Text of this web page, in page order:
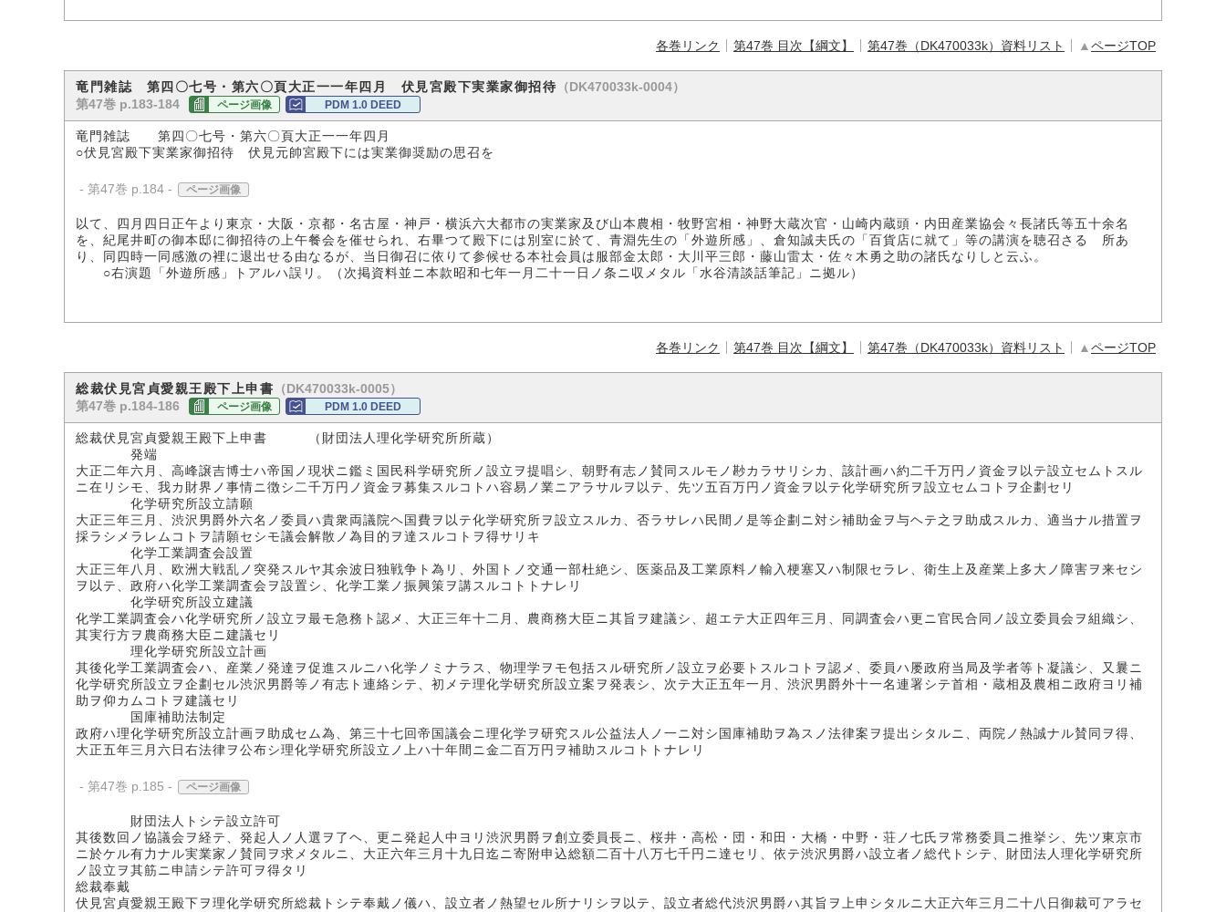
各巻リンク 第47巻 目次【綱文】 第47巻（DK470033k）資料リスト ▲ページTOP
竜門雑誌 第四〇七号・第六〇頁大正一一年四月 伏見宮殿下実業家御招待 （DK470033k-0004）
第47巻 p.183-184
ページ画像 PDM 1.0 DEED
竜門雑誌 第四〇七号・第六〇頁大正一一年四月
○伏見宮殿下実業家御招待 伏見元帥宮殿下には実業御奨励の思召を
- 第47巻 p.184 - ページ画像
以て、四月四日正午より東京・大阪・京都・名古屋・神戸・横浜六大都市の実業家及び山本農相・牧野宮相・神野大蔵次官・山崎内蔵頭・内田産業協会々長諸氏等五十余名
を、紀尾井町の御本邸に御招待の上午餐会を催せられ、右畢つて殿下には別室に於て、青淵先生の「外遊所感」、倉知誠夫氏の「百貨店に就て」等の講演を聴召さるゝ所あ
り、同四時一同感激の裡に退出せる由なるが、当日御召に依りて参候せる本社会員は服部金太郎・大川平三郎・藤山雷太・佐々木勇之助の諸氏なりしと云ふ。
○右演題「外遊所感」トアルハ誤リ。（次掲資料並ニ本款昭和七年一月二十一日ノ条ニ収メタル「水谷清談話筆記」ニ拠ル）
各巻リンク 第47巻 目次【綱文】 第47巻（DK470033k）資料リスト ▲ページTOP
総裁伏見宮貞愛親王殿下上申書 （DK470033k-0005）
第47巻 p.184-186
ページ画像 PDM 1.0 DEED
総裁伏見宮貞愛親王殿下上申書 （財団法人理化学研究所所蔵）
発端
大正二年六月、高峰譲吉博士ハ帝国ノ現状ニ鑑ミ国民科学研究所ノ設立ヲ提唱シ、朝野有志ノ賛同スルモノ尠カラサリシカ、該計画ハ約二千万円ノ資金ヲ以テ設立セムトスル
ニ在リシモ、我カ財界ノ事情ニ徴シ二千万円ノ資金ヲ募集スルコトハ容易ノ業ニアラサルヲ以テ、先ツ五百万円ノ資金ヲ以テ化学研究所ヲ設立セムコトヲ企劃セリ
化学研究所設立請願
大正三年三月、渋沢男爵外六名ノ委員ハ貴衆両議院ヘ国費ヲ以テ化学研究所ヲ設立スルカ、否ラサレハ民間ノ是等企劃ニ対シ補助金ヲ与ヘテ之ヲ助成スルカ、適当ナル措置ヲ
採ラシメラレムコトヲ請願セシモ議会解散ノ為目的ヲ達スルコトヲ得サリキ
化学工業調査会設置
大正三年八月、欧洲大戦乱ノ突発スルヤ其余波日独戦争ト為リ、外国トノ交通一部杜絶シ、医薬品及工業原料ノ輸入梗塞又ハ制限セラレ、衛生上及産業上多大ノ障害ヲ来セシ
ヲ以テ、政府ハ化学工業調査会ヲ設置シ、化学工業ノ振興策ヲ講スルコトトナレリ
化学研究所設立建議
化学工業調査会ハ化学研究所ノ設立ヲ最モ急務ト認メ、大正三年十二月、農商務大臣ニ其旨ヲ建議シ、超エテ大正四年三月、同調査会ハ更ニ官民合同ノ設立委員会ヲ組織シ、
其実行方ヲ農商務大臣ニ建議セリ
理化学研究所設立計画
其後化学工業調査会ハ、産業ノ発達ヲ促進スルニハ化学ノミナラス、物理学ヲモ包括スル研究所ノ設立ヲ必要トスルコトヲ認メ、委員ハ屡政府当局及学者等ト凝議シ、又曩ニ
化学研究所設立ヲ企劃セル渋沢男爵等ノ有志ト連絡シテ、初メテ理化学研究所設立案ヲ発表シ、次テ大正五年一月、渋沢男爵外十一名連署シテ首相・蔵相及農相ニ政府ヨリ補
助ヲ仰カムコトヲ建議セリ
国庫補助法制定
政府ハ理化学研究所設立計画ヲ助成セム為、第三十七回帝国議会ニ理化学ヲ研究スル公益法人ノ一ニ対シ国庫補助ヲ為スノ法律案ヲ提出シタルニ、両院ノ熱誠ナル賛同ヲ得、
大正五年三月六日右法律ヲ公布シ理化学研究所設立ノ上ハ十年間ニ金二百万円ヲ補助スルコトトナレリ
- 第47巻 p.185 - ページ画像
財団法人トシテ設立許可
其後数回ノ協議会ヲ経テ、発起人ノ人選ヲ了ヘ、更ニ発起人中ヨリ渋沢男爵ヲ創立委員長ニ、桜井・高松・団・和田・大橋・中野・荘ノ七氏ヲ常務委員ニ推挙シ、先ツ東京市
ニ於ケル有力ナル実業家ノ賛同ヲ求メタルニ、大正六年三月十九日迄ニ寄附申込総額二百十八万七千円ニ達セリ、依テ渋沢男爵ハ設立者ノ総代トシテ、財団法人理化学研究所
ノ設立ヲ其筋ニ申請シテ許可ヲ得タリ
総裁奉戴
伏見宮貞愛親王殿下ヲ理化学研究所総裁トシテ奉戴ノ儀ハ、設立者ノ熱望セル所ナリシヲ以テ、設立者総代渋沢男爵ハ其旨ヲ上申シタルニ大正六年三月二十八日御裁可アラセ